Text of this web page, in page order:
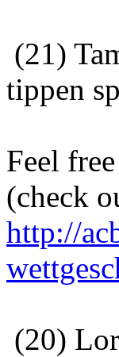
(21)
tippen
Feel
(check
http://
(20)